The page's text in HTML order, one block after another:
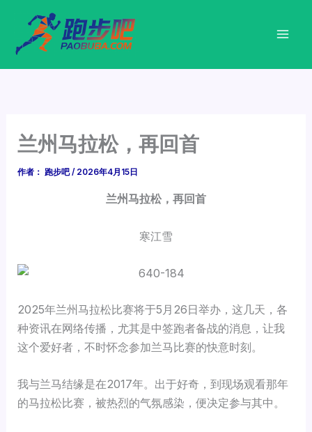
兰州马拉松，再回首
作者： 跑步吧/ 2026年4月15日
兰州马拉松，再回首
寒江雪
2025年兰州马拉松比赛将于5月26日举办，这几天，各
种资讯在网络传播，尤其是中签跑者备战的消息，让我
这个爱好者，不时怀念参加兰马比赛的快意时刻。
我与兰马结缘是在2017年。出于好奇，到现场观看那年
的马拉松比赛，被热烈的气氛感染，便决定参与其中。